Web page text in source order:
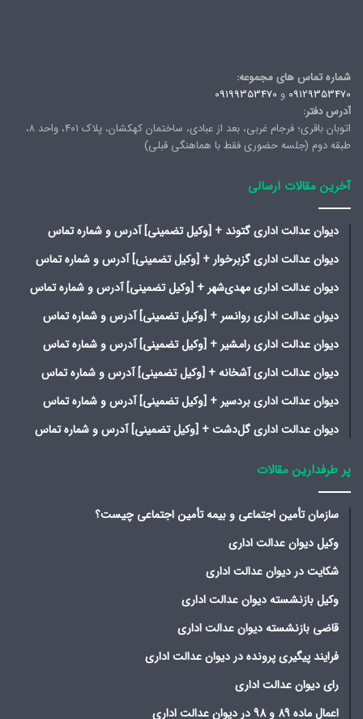
شماره تماس های مجموعه:
09129353470 و 09199353470
آدرس دفتر:
اتوبان باقری؛ فرجام غربی، بعد از عبادی، ساختمان کهکشان، پلاک ۴۰۱، واحد ۸،
طبقه دوم (جلسه حضوری فقط با هماهنگی قبلی)
آخرین مقالات ارسالی
دیوان عدالت اداری گتوند + [وکیل تضمینی] آدرس و شماره تماس
دیوان عدالت اداری گزبرخوار + [وکیل تضمینی] آدرس و شماره تماس
دیوان عدالت اداری مهدی‌شهر + [وکیل تضمینی] آدرس و شماره تماس
دیوان عدالت اداری روانسر + [وکیل تضمینی] آدرس و شماره تماس
دیوان عدالت اداری رامشیر + [وکیل تضمینی] آدرس و شماره تماس
دیوان عدالت اداری آشخانه + [وکیل تضمینی] آدرس و شماره تماس
دیوان عدالت اداری بردسیر + [وکیل تضمینی] آدرس و شماره تماس
دیوان عدالت اداری گل‌دشت + [وکیل تضمینی] آدرس و شماره تماس
پر طرفدارین مقالات
سازمان تأمین اجتماعی و بیمه تأمین اجتماعی چیست؟
وکیل دیوان عدالت اداری
شکایت در دیوان عدالت اداری
وکیل بازنشسته دیوان عدالت اداری
قاضی بازنشسته دیوان عدالت اداری
فرایند پیگیری پرونده در دیوان عدالت اداری
رای دیوان عدالت اداری
اعمال ماده 89 و 98 در دیوان عدالت اداری